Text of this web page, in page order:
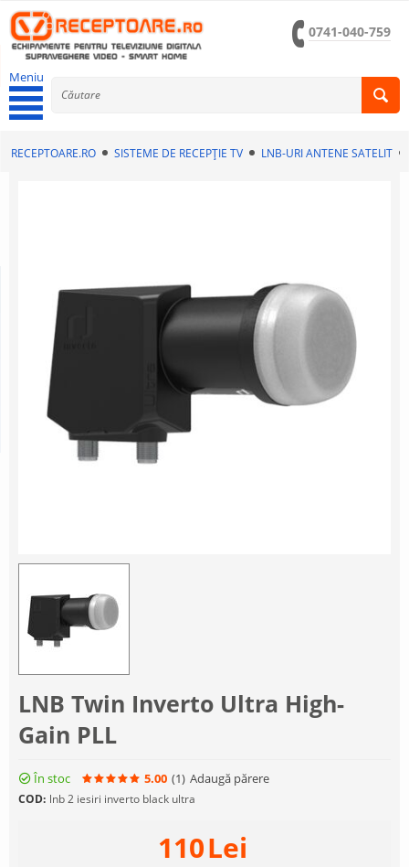
0741-040-759
Meniu
RECEPTOARE.RO SISTEME DE RECEPȚIE TV LNB-URI ANTENE SATELIT
LNB Twin Inverto Ultra High-
Gain PLL
În stoc 5.00 (1) Adaugă părere
COD: lnb 2 iesiri inverto black ultra
110Lei